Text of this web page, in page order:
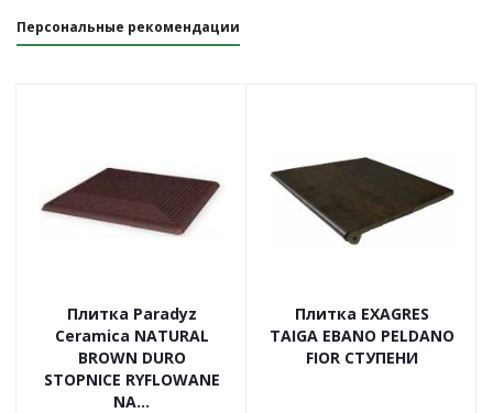
Персональные рекомендации
Плитка Paradyz
Ceramica NATURAL
BROWN DURO
STOPNICE RYFLOWANE
NA...
Плитка EXAGRES
TAIGA EBANO PELDANO
FIOR СТУПЕНИ